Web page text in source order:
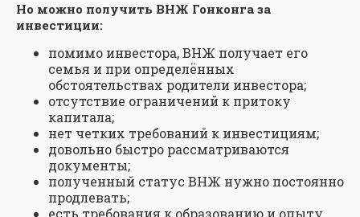
Но можно получить ВНЖ Гонконга за
инвестиции:
помимо инвестора, ВНЖ получает его
семья и при определённых
обстоятельствах родители инвестора;
отсутствие ограничений к притоку
капитала;
нет четких требований к инвестициям;
довольно быстро рассматриваются
документы;
полученный статус ВНЖ нужно постоянно
продлевать;